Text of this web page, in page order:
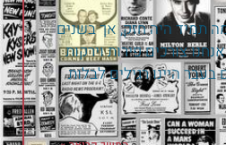
תמיד היה חזק, אך בשנים
צורכים פירות וירקות
היינו רגילים לבלות